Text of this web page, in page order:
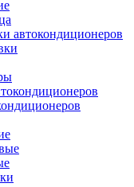
автокондиционеров